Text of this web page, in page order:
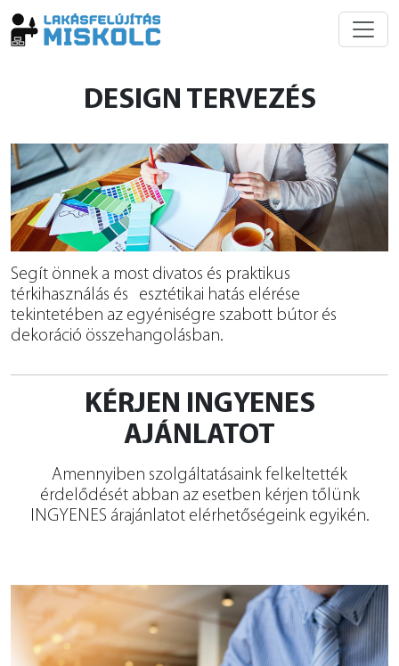
DESIGN TERVEZÉS
Segít önnek a most divatos és praktikus
térkihasználás és esztétikai hatás elérése
tekintetében az egyéniségre szabott bútor és
dekoráció összehangolásban.
KÉRJEN INGYENES
AJÁNLATOT
Amennyiben szolgáltatásaink felkeltették
érdelődését abban az esetben kérjen tőlünk
INGYENES árajánlatot elérhetőségeink egyikén.